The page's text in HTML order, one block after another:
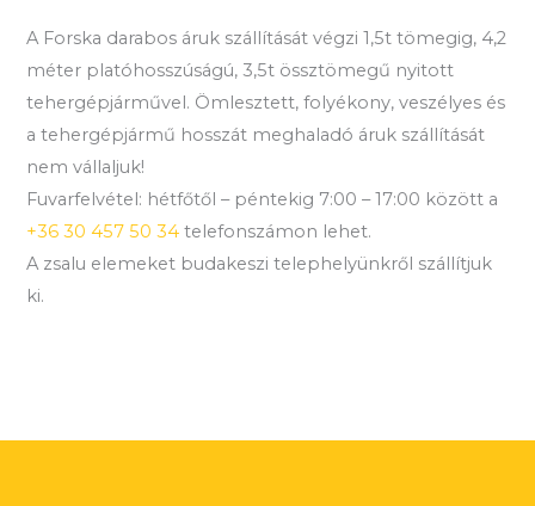
A Forska darabos áruk szállítását végzi 1,5t tömegig, 4,2
méter platóhosszúságú, 3,5t össztömegű nyitott
tehergépjárművel. Ömlesztett, folyékony, veszélyes és
a tehergépjármű hosszát meghaladó áruk szállítását
nem vállaljuk!
Fuvarfelvétel: hétfőtől – péntekig 7:00 – 17:00 között a
+36 30 457 50 34 telefonszámon lehet.
A zsalu elemeket budakeszi telephelyünkről szállítjuk
ki.